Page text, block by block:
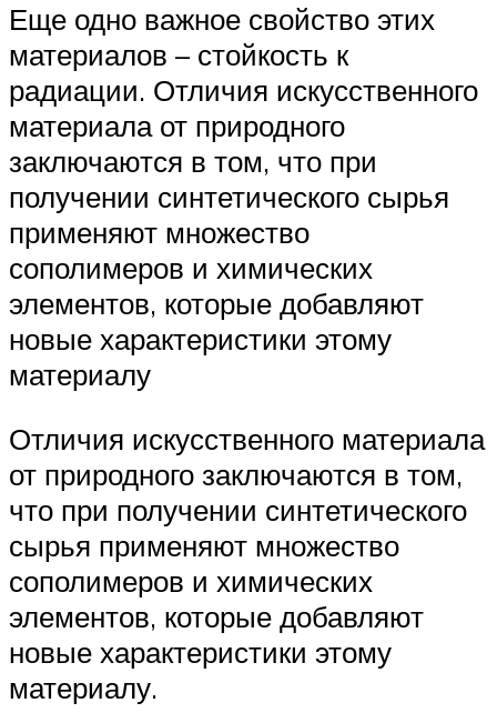
Еще одно важное свойство этих
материалов – стойкость к
радиации. Отличия искусственного
материала от природного
заключаются в том, что при
получении синтетического сырья
применяют множество
сополимеров и химических
элементов, которые добавляют
новые характеристики этому
материалу
Отличия искусственного материала
от природного заключаются в том,
что при получении синтетического
сырья применяют множество
сополимеров и химических
элементов, которые добавляют
новые характеристики этому
материалу.